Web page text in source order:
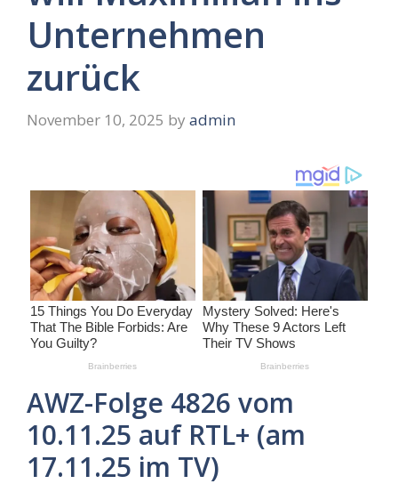
Unternehmen
zurück
November 10, 2025 by admin
AWZ-Folge 4826 vom
10.11.25 auf RTL+ (am
17.11.25 im TV)